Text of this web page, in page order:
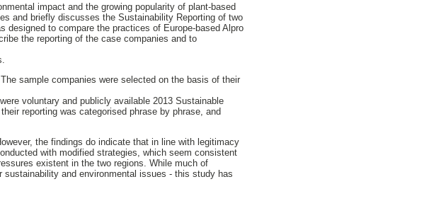
impact and the growing popularity of plant-based
and briefly discusses the Sustainability Reporting of two
designed to compare the practices of Europe-based Alpro
the reporting of the case companies and to
sample companies were selected on the basis of their
voluntary and publicly available 2013 Sustainable
reporting was categorised phrase by phrase, and
the findings do indicate that in line with legitimacy
with modified strategies, which seem consistent
existent in the two regions. While much of
and environmental issues - this study has